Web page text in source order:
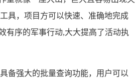
具，项目方可以快速、准确地完成
有序的军事行动,大大提高了活动执
备强大的批量查询功能，用户可以